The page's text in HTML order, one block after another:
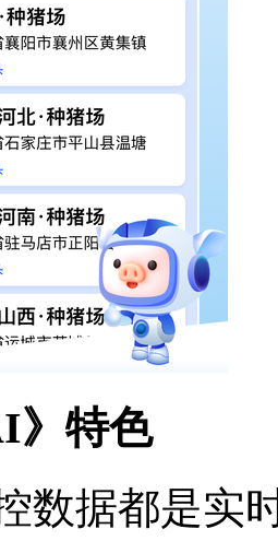
》特色
数据都是实